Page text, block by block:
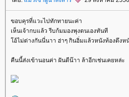
ขอบคุรที่แวะไปทักทายนะค่า
เห็นเจ้ากบแล้ว รีบก้มมองพุงตนเองทันที
อ้ไม่ต่างกันนี่นาา ฮ่าๆ กินอิ่มแล้วหนังท้องตึงห
คืนนี้ส่งเข้านอนค่า ฝันดีน๊าา ล้าอีกเช่นเคยหล่ะ